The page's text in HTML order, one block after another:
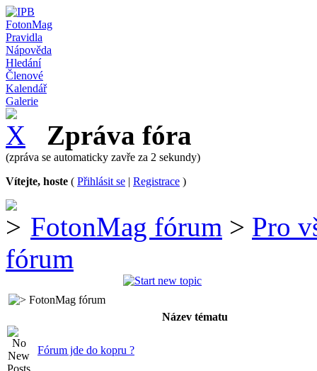
FotonMag
Pravidla
Nápověda
Hledání
Členové
Kalendář
Galerie
Zpráva fóra
(zpráva se automaticky zavře za 2 sekundy)
Vítejte, hoste ( Přihlásit se | Registrace )
FotonMag fórum > Pro
fórum
FotonMag fórum
Název tématu
Fórum jde do kopru ?